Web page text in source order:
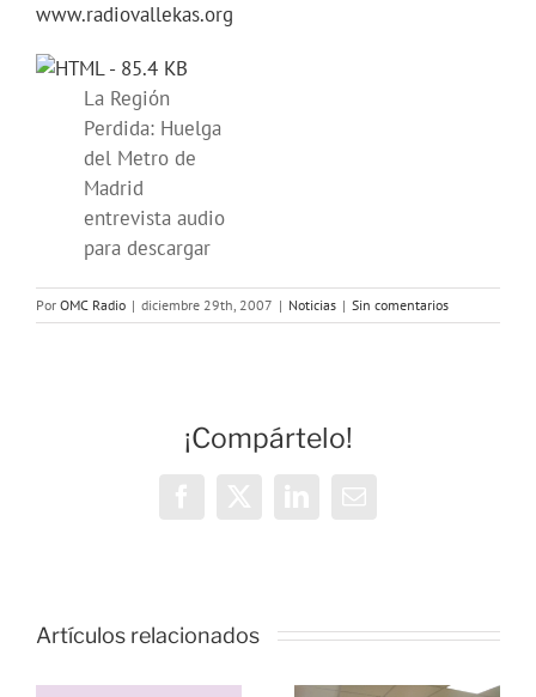
www.radiovallekas.org
La Región
Perdida: Huelga
del Metro de
Madrid
entrevista audio
para descargar
Por OMC Radio | diciembre 29th, 2007 | Noticias | Sin comentarios
¡Compártelo!
Artículos relacionados
estrategias
resiliencia